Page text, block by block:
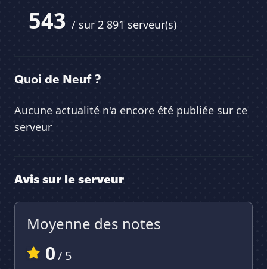
543 / sur 2 891 serveur(s)
Quoi de Neuf ?
Aucune actualité n'a encore été publiée sur ce
serveur
Avis sur le serveur
Moyenne des notes
0/ 5